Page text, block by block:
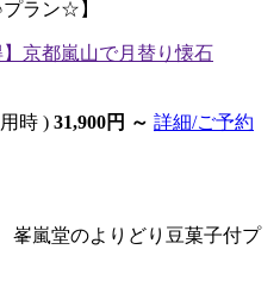
ラン☆】
時 ) 31,900円 ～ 詳細/ご予約
嵐堂のよりどり豆菓子付プ